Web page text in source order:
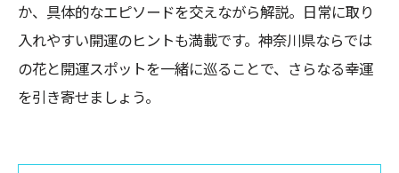
か、具体的なエピソードを交えながら解説。日常に取り
入れやすい開運のヒントも満載です。神奈川県ならでは
の花と開運スポットを一緒に巡ることで、さらなる幸運
を引き寄せましょう。